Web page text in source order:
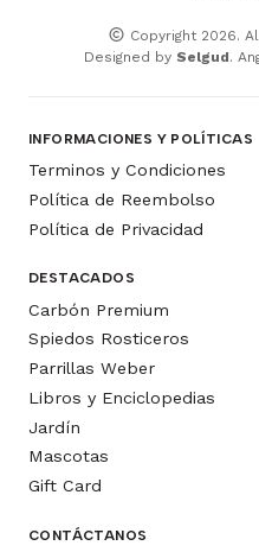
Copyright 2026.
Designed by Selgud.
INFORMACIONES Y POLÍTICAS
Terminos y Condiciones
Política de Reembolso
Política de Privacidad
DESTACADOS
Carbón Premium
Spiedos Rosticeros
Parrillas Weber
Libros y Enciclopedias
Jardín
Mascotas
Gift Card
CONTÁCTANOS